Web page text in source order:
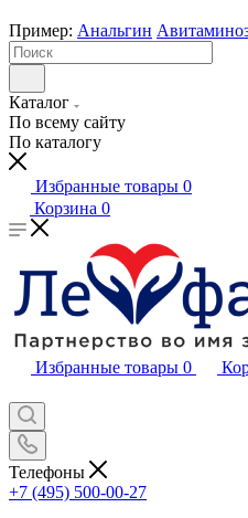
Пример: Анальгин
Каталог
По всему сайту
По каталогу
Избранные товары 0
Корзина 0
Избранные товары 0
Телефоны
+7 (495) 500-00-27